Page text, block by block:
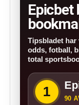
Epicbet
Tipsbladet har
odds, fotball,
total
1 90